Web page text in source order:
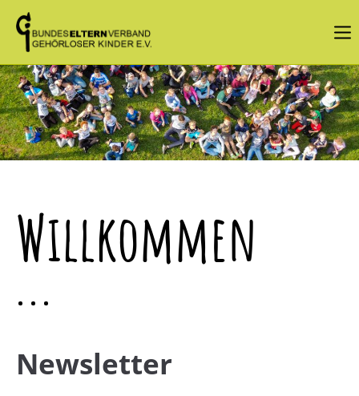
Login
Benutzername
Passwort
Angemeldet bleiben
Willkommen
Newsletter